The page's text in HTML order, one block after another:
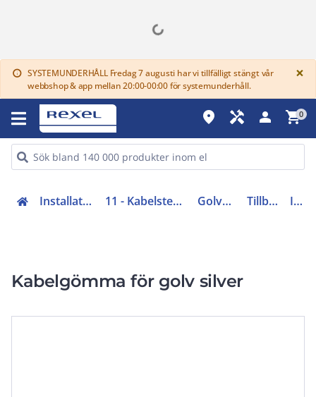
info SYSTEMUNDERHÅLL Fredag 7 augusti har vi tillfälligt stängt vår
webbshop & app mellan 20:00-00:00 för systemunderhåll.
×
place handyman person shopping_cart0
Installationsmateriel (11-15, 17, 18) 11 - Kabelstegar, ellister, kanaler och kabelvagnar Golvkanaler och tillbehör Tillbehör till golvkanal INS61201
Kabelgömma för golv silver